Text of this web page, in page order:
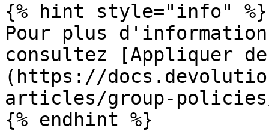
{% hint style="info" %}
Pour plus
consultez [Appliquer
(https://
articles/group-
{% endhint %}